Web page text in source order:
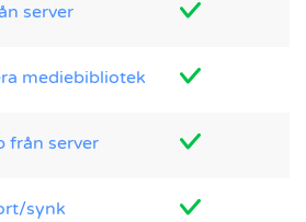
server
mediebibliotek
från server
synk